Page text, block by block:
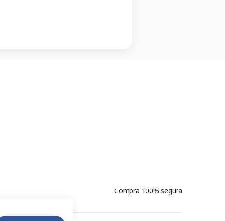
Compra 100% segura